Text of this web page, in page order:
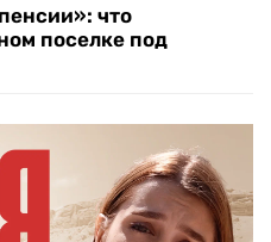
что
поселке под